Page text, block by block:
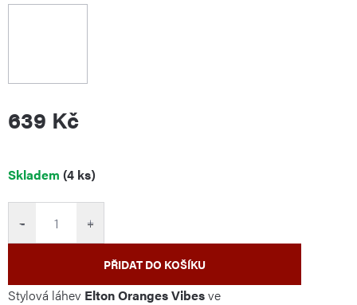
639 Kč
Měrná
Skladem (4 ks)
+
−
PŘIDAT DO KOŠÍKU
Stylová láhev Elton Oranges Vibesve